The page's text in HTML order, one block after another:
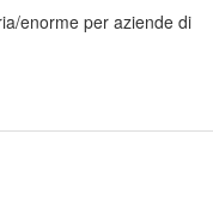
enorme per aziende di